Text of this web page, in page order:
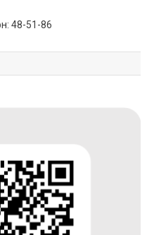
48-51-86